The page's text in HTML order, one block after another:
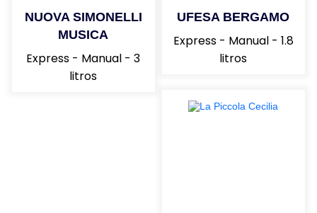
Comprar YA
NUOVA SIMONELLI
MUSICA
Express - Manual - 3
litros
UFESA BERGAMO
Express - Manual - 1.8
litros